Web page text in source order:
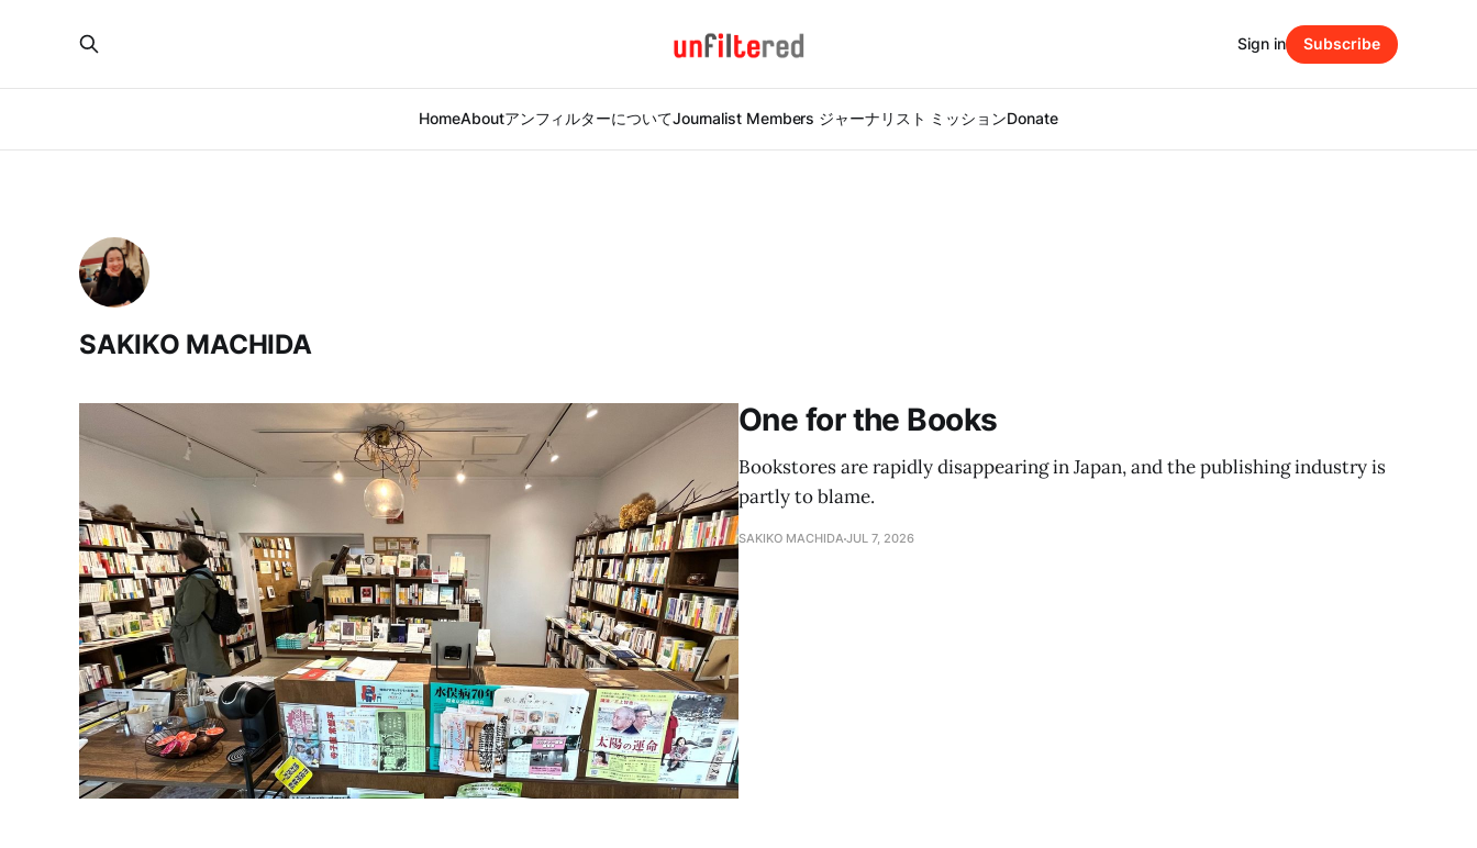
HomeAboutアンフィルターについてJournalist Members ジャーナリスト ミッションDonate
Sign in Subscribe
SAKIKO MACHIDA
One for the Books
Bookstores are rapidly disappearing in Japan, and the publishing industry is
partly to blame.
SAKIKO MACHIDAJUL 7, 2026